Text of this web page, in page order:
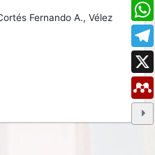
Fernando A.,Vélez